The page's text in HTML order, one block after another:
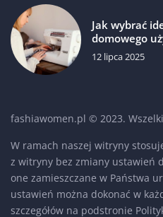
Jak wybrać
domowego
12 lipca 2025
fashiawomen.pl © 2023.
W ramach naszej witryny
z witryny bez zmiany ustawień
one zamieszczane w Państwa
ustawień można dokonać w
szczegółów na podstronie